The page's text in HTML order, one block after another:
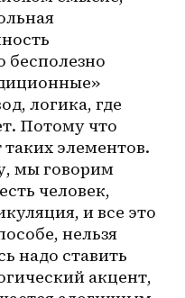
бесполезно
логика, где
Потому что
элементов.
мы говорим
человек,
и все это
нельзя
надо ставить
акцент,